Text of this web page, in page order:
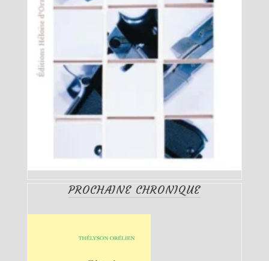
PROCHAINE CHRONIQUE